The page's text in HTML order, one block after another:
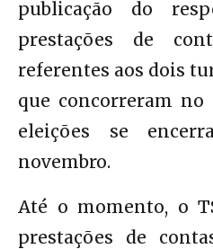
publicação do
prestações de
referentes aos dois
que concorreram
eleições se
novembro.
Até o momento, o
prestações de